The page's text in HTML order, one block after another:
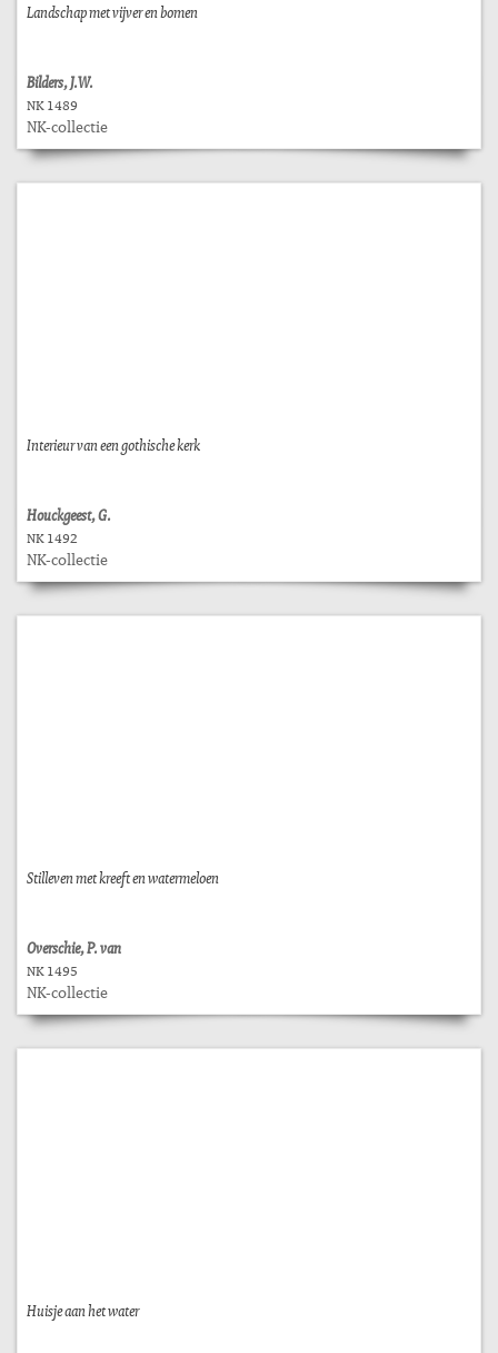
Landschap met vijver en bomen
Bilders, J.W.
NK 1489
NK-collectie
Interieur van een gothische kerk
Houckgeest, G.
NK 1492
NK-collectie
Stilleven met kreeft en watermeloen
Overschie, P. van
NK 1495
NK-collectie
Huisje aan het water